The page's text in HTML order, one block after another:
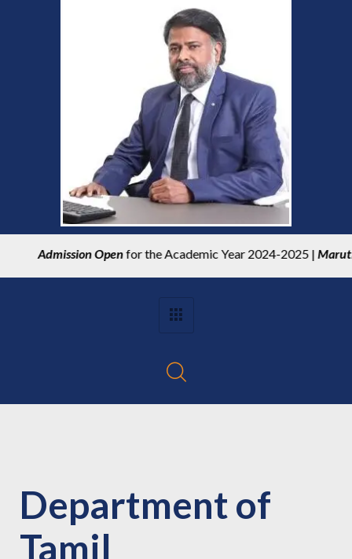
Admission Openfor the Academic Year 2024-2025 |
Department of
Tamil